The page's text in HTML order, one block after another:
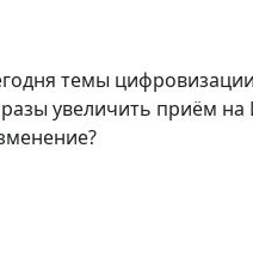
темы
увеличить приём на